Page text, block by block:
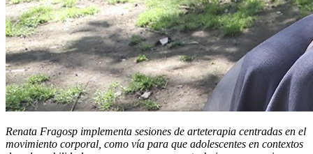
Renata Fragosp implementa sesiones de arteterapia centradas en el
movimiento corporal, como vía para que adolescentes en contextos